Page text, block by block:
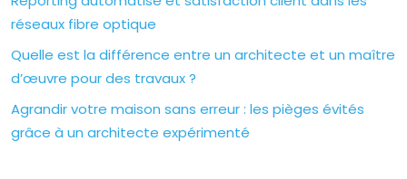
réseaux fibre optique
Quelle est la différence entre un architecte et un maître
d’œuvre pour des travaux ?
Agrandir votre maison sans erreur : les pièges évités
grâce à un architecte expérimenté